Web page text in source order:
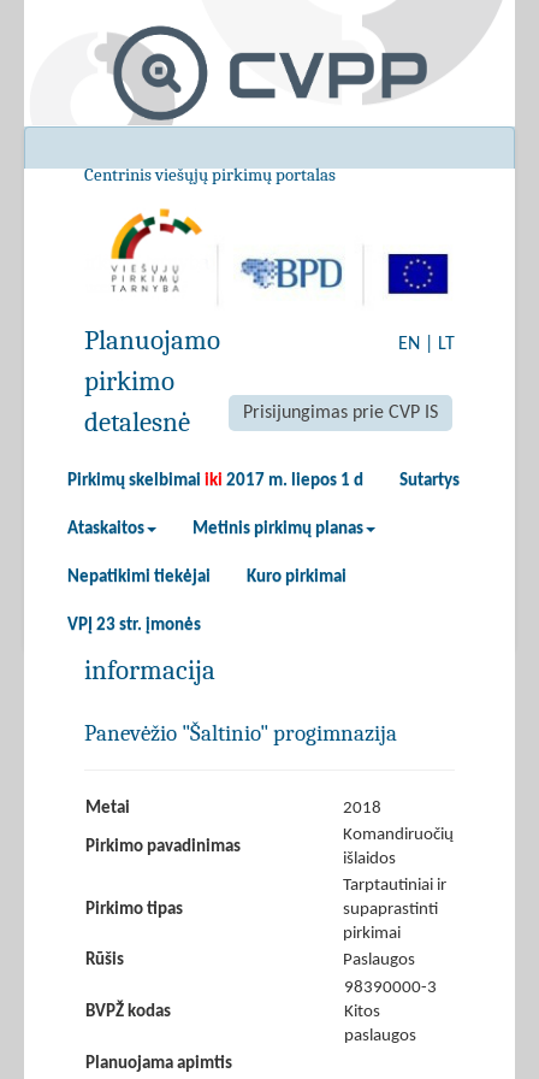
Centrinis viešųjų pirkimų portalas
EN LT
Prisijungimas prie CVP IS
Pirkimų skelbimai iki 2017 m. liepos 1 d Sutartys
Ataskaitos Metinis pirkimų planas
Nepatikimi tiekėjai Kuro pirkimai
VPĮ 23 str. įmonės
Planuojamo
pirkimo
detalesnė
informacija
Panevėžio "Šaltinio" progimnazija
Metai 2018
Pirkimo pavadinimas
Komandiruočių
išlaidos
Pirkimo tipas
Tarptautiniai ir
supaprastinti
pirkimai
Rūšis
Paslaugos
BVPŽ kodas
98390000-3
Kitos
paslaugos
Planuojama apimtis